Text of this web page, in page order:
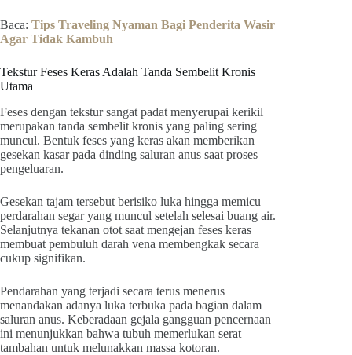
Baca: Tips Traveling Nyaman Bagi Penderita Wasir
Agar Tidak Kambuh
Tekstur Feses Keras Adalah Tanda Sembelit Kronis
Utama
Feses dengan tekstur sangat padat menyerupai kerikil
merupakan tanda sembelit kronis yang paling sering
muncul. Bentuk feses yang keras akan memberikan
gesekan kasar pada dinding saluran anus saat proses
pengeluaran.
Gesekan tajam tersebut berisiko luka hingga memicu
perdarahan segar yang muncul setelah selesai buang air.
Selanjutnya tekanan otot saat mengejan feses keras
membuat pembuluh darah vena membengkak secara
cukup signifikan.
Pendarahan yang terjadi secara terus menerus
menandakan adanya luka terbuka pada bagian dalam
saluran anus. Keberadaan gejala gangguan pencernaan
ini menunjukkan bahwa tubuh memerlukan serat
tambahan untuk melunakkan massa kotoran.